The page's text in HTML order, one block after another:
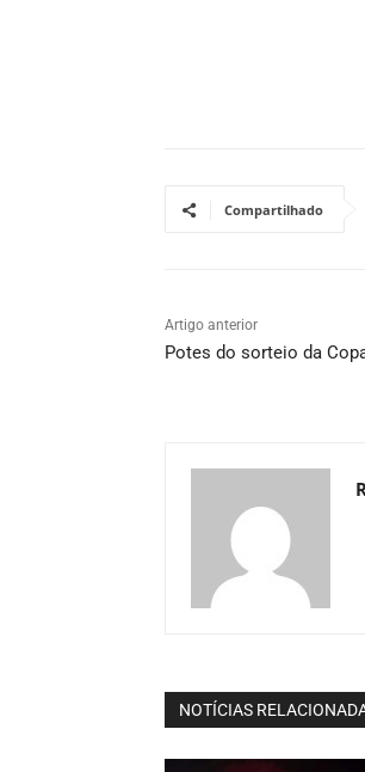
Compartilhado
Artigo anterior
Potes do sorteio da
NOTÍCIAS